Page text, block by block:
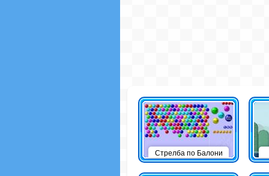
Стрелба по Балони